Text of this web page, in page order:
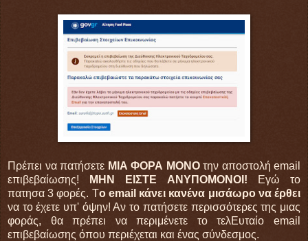
Πρέπει να πατήσετε ΜΙΑ ΦΟΡΑ ΜΟΝΟτην αποστολή email
επιβεβαίωσης!
ΜΗΝ ΕΙΣΤΕ ΑΝΥΠΟΜΟΝΟΙ!
Εγώ το
πατησα 3 φορές. Το email κάνει κανένα μισάωρο να έρθει
να το έχετε υπ' όψην! Αν το πατήσετε περισσότερες της μιας
φοράς, θα πρέπει να περιμένετε το τελΕυταίο email
επιβεβαίωσης όπου περιέχεται και ένας σύνδεσμος.